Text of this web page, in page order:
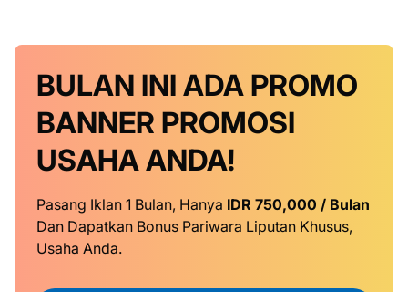
BULAN INI ADA PROMO
BANNER PROMOSI
USAHA ANDA!
Pasang Iklan 1 Bulan, Hanya IDR 750,000 / Bulan
Dan Dapatkan Bonus Pariwara Liputan Khusus,
Usaha Anda.